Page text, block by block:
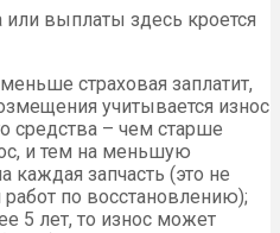
выплаты здесь кроется
страховая заплатит,
учитывается износ
средства – чем старше
и тем на меньшую
каждая запчасть (это не
работ по восстановлению);
5 лет, то износ может